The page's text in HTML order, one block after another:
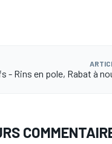
- Rins en pole, Rabat à